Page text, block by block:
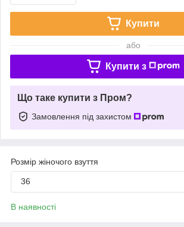
Купити
або
Купити з
Що таке купити з Пром?
Замовлення під захистом
Розмір жіночого взуття
36
В наявності